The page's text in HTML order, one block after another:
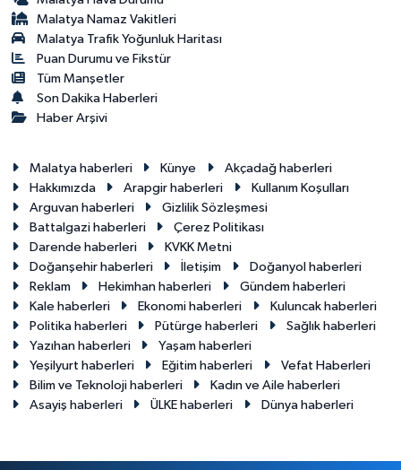
Malatya Namaz Vakitleri
Malatya Trafik Yoğunluk Haritası
Puan Durumu ve Fikstür
Tüm Manşetler
Son Dakika Haberleri
Haber Arşivi
Malatya haberleri Künye
Akçadağ haberleri
Hakkımızda
Arapgir haberleri
Kullanım Koşulları
Arguvan haberleri
Gizlilik Sözleşmesi
Battalgazi haberleri
Çerez Politikası
Darende haberleri
KVKK Metni
Doğanşehir haberleri
İletişim
Doğanyol haberleri
Reklam
Hekimhan haberleri
Gündem haberleri
Kale haberleri
Ekonomi haberleri
Kuluncak haberleri
Politika haberleri
Pütürge haberleri
Sağlık haberleri
Yazıhan haberleri
Yaşam haberleri
Yeşilyurt haberleri
Eğitim haberleri
Vefat Haberleri
Bilim ve Teknoloji haberleri
Kadın ve Aile haberleri
Asayiş haberleri
ÜLKE haberleri Dünya haberleri